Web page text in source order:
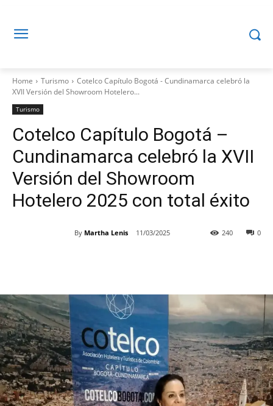
Home Turismo
Cotelco Capítulo Bogotá - Cundinamarca celebró la
XVII Versión del Showroom Hotelero...
Turismo
Cotelco Capítulo Bogotá –
Cundinamarca celebró la XVII
Versión del Showroom
Hotelero 2025 con total éxito
By Martha Lenis 11/03/2025 0
240